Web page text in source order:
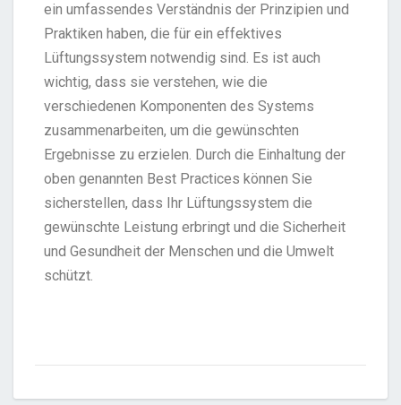
ein umfassendes Verständnis der Prinzipien und
Praktiken haben, die für ein effektives
Lüftungssystem notwendig sind. Es ist auch
wichtig, dass sie verstehen, wie die
verschiedenen Komponenten des Systems
zusammenarbeiten, um die gewünschten
Ergebnisse zu erzielen. Durch die Einhaltung der
oben genannten Best Practices können Sie
sicherstellen, dass Ihr Lüftungssystem die
gewünschte Leistung erbringt und die Sicherheit
und Gesundheit der Menschen und die Umwelt
schützt.